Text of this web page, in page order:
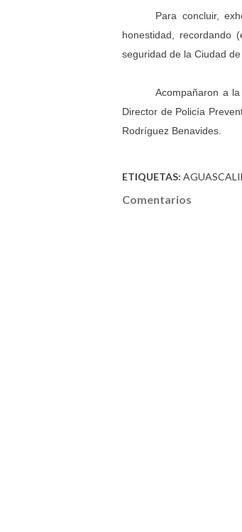
Para concluir,
honestidad,
seguridad de la Ciudad
Acompañaron a
Director de Policía
Rodríguez Benavides.
ETIQUETAS:
Comentarios